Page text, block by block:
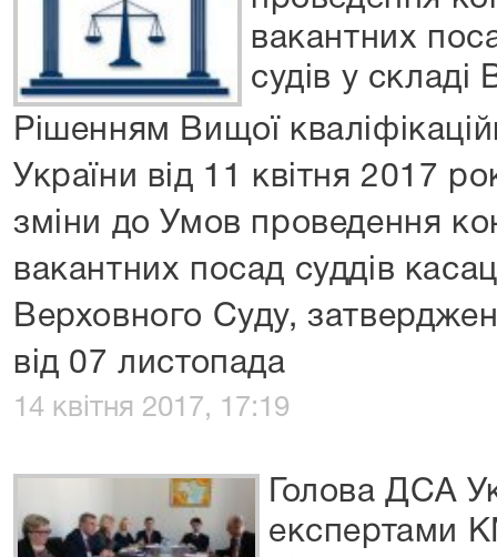
вакантних
судів у
Рішенням Вищої
України від 11 квітня 2017
зміни до Умов проведення
вакантних посад суддів
Верховного Суду,
від 07 листопада
14 квітня 2017, 17:19
Голова ДСА
експертами